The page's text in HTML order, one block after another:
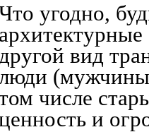
угодно,
вид
числе
и